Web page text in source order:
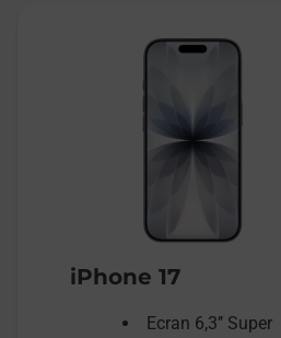
iPhone 17
Ecran 6,3’’ Super